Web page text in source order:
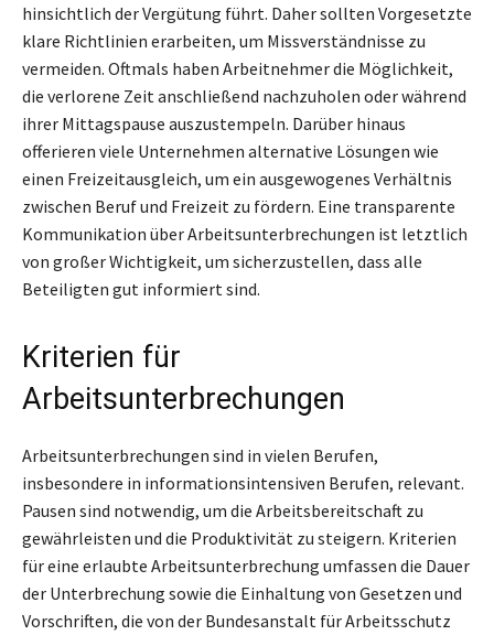
hinsichtlich der Vergütung führt. Daher sollten Vorgesetzte
klare Richtlinien erarbeiten, um Missverständnisse zu
vermeiden. Oftmals haben Arbeitnehmer die Möglichkeit,
die verlorene Zeit anschließend nachzuholen oder während
ihrer Mittagspause auszustempeln. Darüber hinaus
offerieren viele Unternehmen alternative Lösungen wie
einen Freizeitausgleich, um ein ausgewogenes Verhältnis
zwischen Beruf und Freizeit zu fördern. Eine transparente
Kommunikation über Arbeitsunterbrechungen ist letztlich
von großer Wichtigkeit, um sicherzustellen, dass alle
Beteiligten gut informiert sind.
Kriterien für
Arbeitsunterbrechungen
Arbeitsunterbrechungen sind in vielen Berufen,
insbesondere in informationsintensiven Berufen, relevant.
Pausen sind notwendig, um die Arbeitsbereitschaft zu
gewährleisten und die Produktivität zu steigern. Kriterien
für eine erlaubte Arbeitsunterbrechung umfassen die Dauer
der Unterbrechung sowie die Einhaltung von Gesetzen und
Vorschriften, die von der Bundesanstalt für Arbeitsschutz